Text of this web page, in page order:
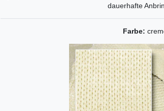
dauerhafte
Farbe: